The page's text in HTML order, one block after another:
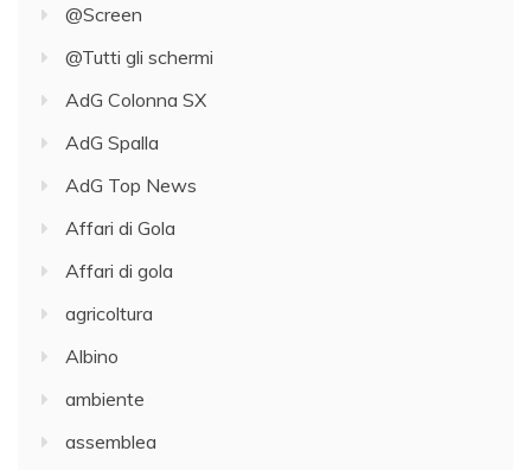
@Screen
@Tutti gli schermi
AdG Colonna SX
AdG Spalla
AdG Top News
Affari di Gola
Affari di gola
agricoltura
Albino
ambiente
assemblea